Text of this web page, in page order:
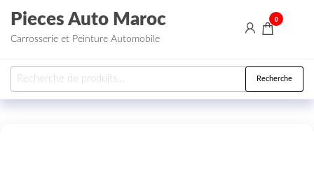
Aller au contenu
Pieces Auto Maroc
Carrosserie et Peinture Automobile
0
Recherche pour : Recherche